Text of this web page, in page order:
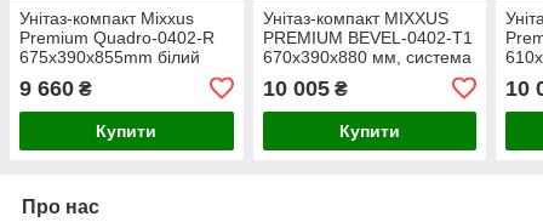
Унітаз-компакт Mixxus
Premium Quadro-0402-R
675x390x855mm білий
змиву RIMLESS (MP6458)
9 660 ₴
Купити
Унітаз-компакт MIXXUS
PREMIUM BEVEL-0402-T1
670х390х880 мм, система
(MP6596)
10 005₴
Купити
10
Про нас